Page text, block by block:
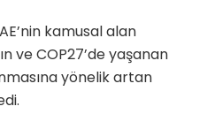
kamusal alan
ve COP27’de yaşanan
yönelik artan